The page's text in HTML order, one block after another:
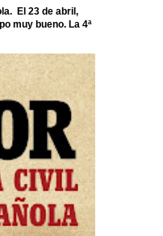
El 23 de abril,
muy bueno. La 4ª